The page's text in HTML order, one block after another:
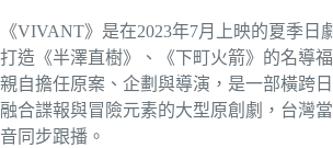
《VIVANT》是在2023年7月上映的夏季日
打造《半澤直樹》、《下町火箭》的名導
親自擔任原案、企劃與導演，是一部橫跨日
融合諜報與冒險元素的大型原創劇，台灣
音同步跟播。